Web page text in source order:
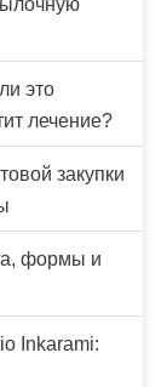
это
лечение?
закупки
формы и
Inkarami: